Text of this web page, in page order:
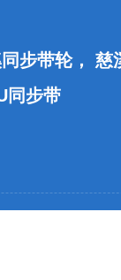
步带轮， 慈
同步带